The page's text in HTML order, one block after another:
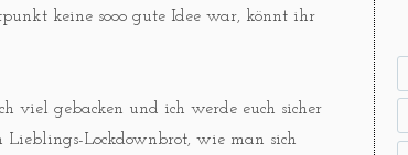
keine sooo gute Idee war, könnt ihr
viel gebacken und ich werde euch sicher
Lieblings-Lockdownbrot, wie man sich